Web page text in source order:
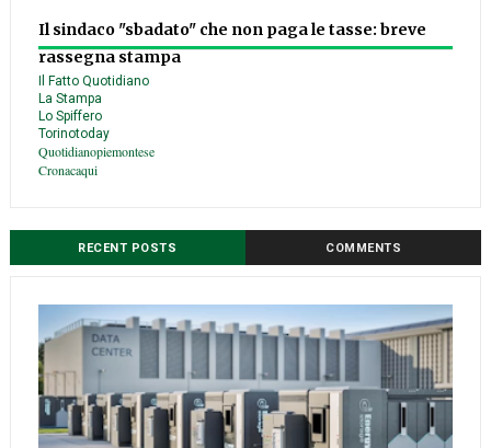
Il sindaco "sbadato" che non paga le tasse: breve
rassegna stampa
Il Fatto Quotidiano
La Stampa
Lo Spiffero
Torinotoday
Quotidianopiemontese
Cronacaqui
RECENT POSTS COMMENTS